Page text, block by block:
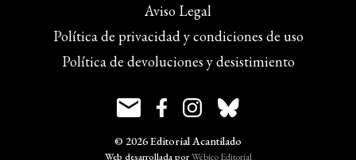
Aviso Legal
Política de privacidad y condiciones de uso
Política de devoluciones y desistimiento
© 2026 Editorial Acantilado
Web desarrollada porWébico Editorial